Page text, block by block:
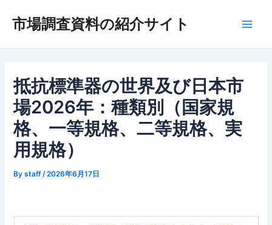
市場調査資料の紹介サイト
抵抗標準器の世界及び日本市
場2026年：種類別（国家規
格、一等規格、二等規格、実
用規格）
Bystaff /2026年6月17日